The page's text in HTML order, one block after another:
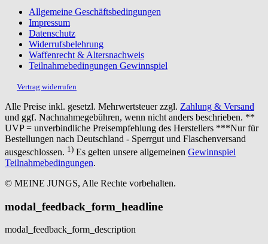
Allgemeine Geschäftsbedingungen
Impressum
Datenschutz
Widerrufsbelehrung
Waffenrecht & Altersnachweis
Teilnahmebedingungen Gewinnspiel
Vertrag widerrufen
Alle Preise inkl. gesetzl. Mehrwertsteuer zzgl. Zahlung & Versand
und ggf. Nachnahmegebühren, wenn nicht anders beschrieben. **
UVP = unverbindliche Preisempfehlung des Herstellers ***Nur für
Bestellungen nach Deutschland - Sperrgut und Flaschenversand
ausgeschlossen. 1) Es gelten unsere allgemeinen Gewinnspiel
Teilnahmebedingungen.
© MEINE JUNGS, Alle Rechte vorbehalten.
modal_feedback_form_headline
modal_feedback_form_description